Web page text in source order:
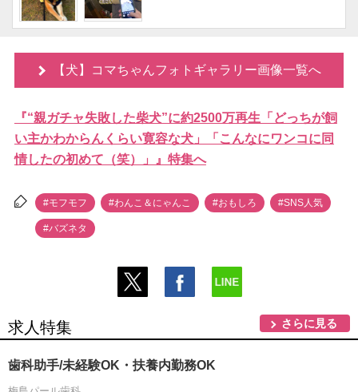
【犬】コマちゃんフォトギャラリー画像一覧へ
『“親ガチャ失敗した柴犬”に約2500万再生「どっちが飼
い主かわからんくらい寛容な犬」「こんなにワンコに同
情したの初めて（笑）」』特集へ
#モフモフ #わんこ＆にゃんこ #おもしろ #SNS人気
#バズネタ
求人特集 さらに見る
歯科助手/未経験OK・扶養内勤務OK